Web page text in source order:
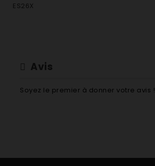
ES26X
Avis
Soyez le premier à donner votre avis !